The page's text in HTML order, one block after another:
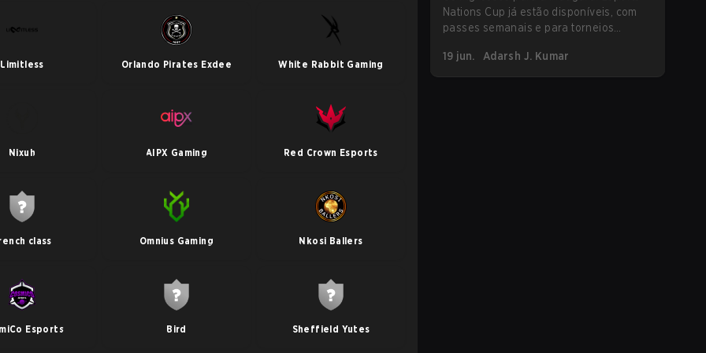
Limitless Orlando Pirates Exdee White Rabbit Gaming
Nixuh AIPX Gaming Red Crown Esports
class Omnius Gaming Nkosi Ballers
Esports Bird Sheffield Yutes
Nations Cup já estão disponíveis, com
passes semanais e para torneios
los.
19 jun. Adarsh J. Kumar